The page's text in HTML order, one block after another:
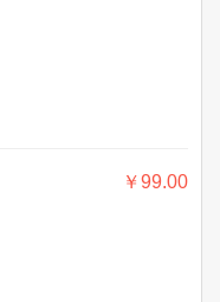
￥99.00